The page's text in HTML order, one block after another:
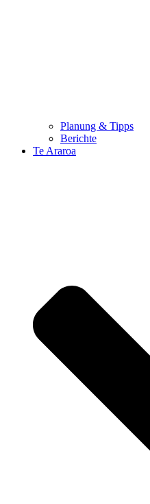
Planung & Tipps
Berichte
Te Araroa